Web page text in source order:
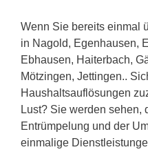
Wenn Sie bereits einmal
in Nagold, Egenhausen,
Ebhausen, Haiterbach,
Mötzingen, Jettingen..
Haushaltsauflösungen
Lust? Sie werden sehen,
Entrümpelung und der
einmalige